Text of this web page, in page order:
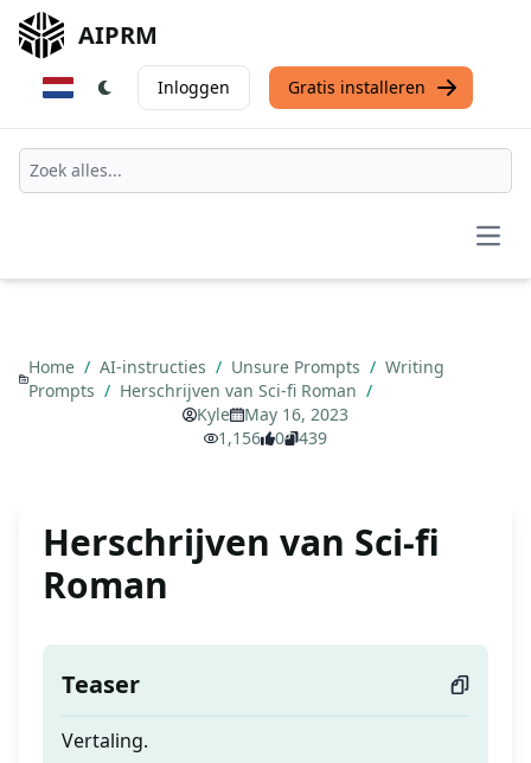
AIPRM
Inloggen Gratis installeren
Home / AI-instructies / Unsure Prompts / Writing
Prompts / Herschrijven van Sci-fi Roman /
Kyle
May 16, 2023
1,156
0 439
Herschrijven van Sci-fi
Roman
Teaser
Vertaling.